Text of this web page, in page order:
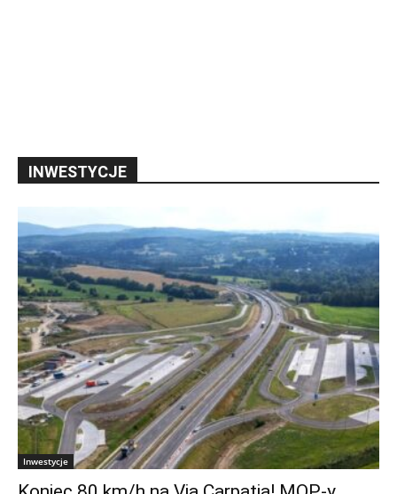
INWESTYCJE
Inwestycje